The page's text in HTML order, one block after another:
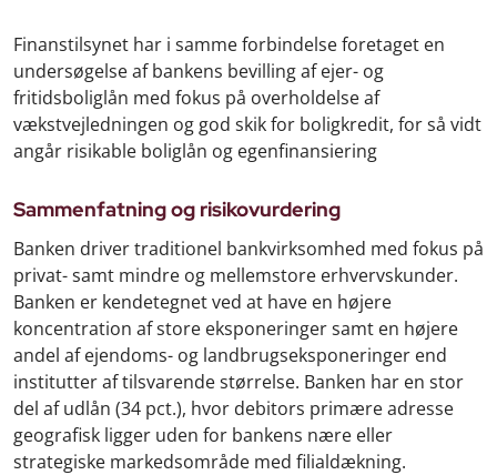
Finanstilsynet har i samme forbindelse foretaget en
undersøgelse af bankens bevilling af ejer- og
fritidsboliglån med fokus på overholdelse af
vækstvejledningen og god skik for boligkredit, for så vidt
angår risikable boliglån og egenfinansiering
Sammenfatning og risikovurdering
Banken driver traditionel bankvirksomhed med fokus på
privat- samt mindre og mellemstore erhvervskunder.
Banken er kendetegnet ved at have en højere
koncentration af store eksponeringer samt en højere
andel af ejendoms- og landbrugseksponeringer end
institutter af tilsvarende størrelse. Banken har en stor
del af udlån (34 pct.), hvor debitors primære adresse
geografisk ligger uden for bankens nære eller
strategiske markedsområde med filialdækning.